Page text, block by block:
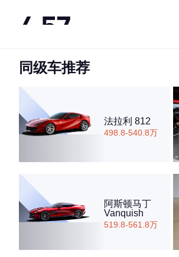
4.57
·外观表现一般，低于67%同级车
·空间表现较为优秀，优于100%同级车
同级车推荐
法拉利 812
498.8-540.8万
阿斯顿马丁
Vanquish
519.8-561.8万